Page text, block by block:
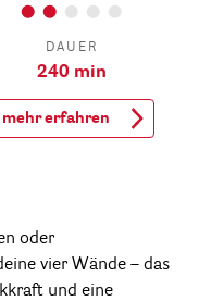
DAUER
240 min
mehr erfahren
oder
vier Wände – das
und eine